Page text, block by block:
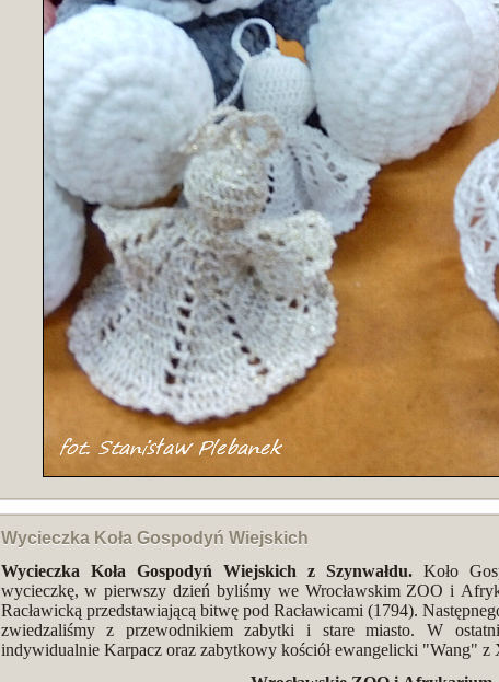
Wycieczka Koła Gospodyń Wiejskich
Wycieczka Koła Gospodyń Wiejskich z Szynwałdu.Koło
wycieczkę, w pierwszy dzień byliśmy we Wrocławskim ZOO i
Racławicką przedstawiającą bitwę pod Racławicami (1794).
zwiedzaliśmy z przewodnikiem zabytki i stare miasto. W
indywidualnie Karpacz oraz zabytkowy kościół ewangelicki "Wang" z